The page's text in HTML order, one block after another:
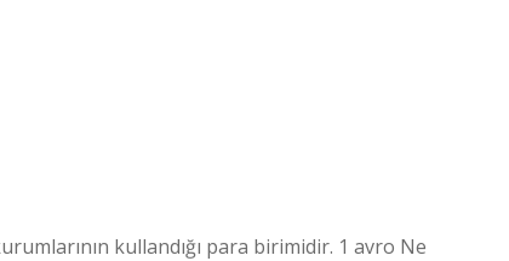
kullandığı para birimidir. 1 avro Ne